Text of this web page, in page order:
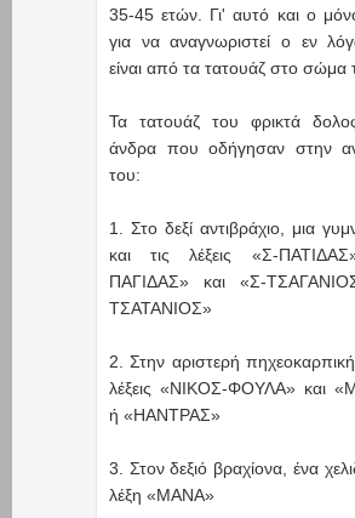
35-45 ετών. Γι' αυτό και ο
για να αναγνωριστεί ο εν
είναι από τα τατουάζ στο σώμα
Τα τατουάζ του φρικτά
άνδρα που οδήγησαν στην
του:
1. Στο δεξί αντιβράχιο, μια
και τις λέξεις «Σ-
ΠΑΓΙΔΑΣ» και «Σ-
ΤΣΑΤΑΝΙΟΣ»
2. Στην αριστερή
λέξεις «ΝΙΚΟΣ-ΦΟΥΛΑ» και
ή «ΗΑΝΤΡΑΣ»
3. Στον δεξιό βραχίονα, ένα
λέξη «ΜΑΝΑ»